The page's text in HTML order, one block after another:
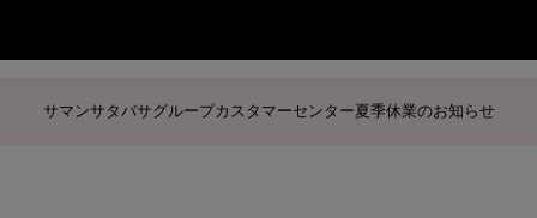
サマンサタバサグループカスタマーセンター夏季休業のお知らせ